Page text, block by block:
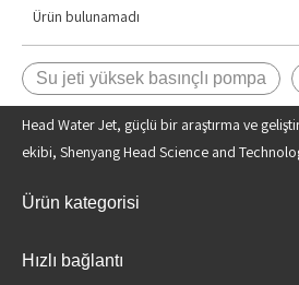
Ürün bulunamadı
Su jeti yüksek basınçlı pompa
Head Water Jet, güçlü bir araştırma ve
ekibi, Shenyang Head Science and
Ürün kategorisi
Hızlı bağlantı